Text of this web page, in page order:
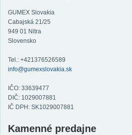
GUMEX Slovakia
Cabajská 21/25
949 01 Nitra
Slovensko
Tel.: +421376526589
info@gumexslovakia.sk
IČO: 33639477
DIČ: 1029007881
IČ DPH: SK1029007881
Kamenné predajne